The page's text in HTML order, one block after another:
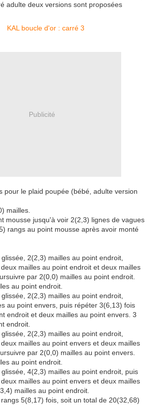
adulte deux versions sont proposées
Publicité
pour le plaid poupée (bébé, adulte version
mailles.
mousse jusqu'à voir 2(2,3) lignes de vagues
rangs au point mousse après avoir monté
2(2,3) mailles au point endroit,
mailles au point endroit et deux mailles
par 2(0,0) mailles au point endroit.
au point endroit.
2(2,3) mailles au point endroit,
au point envers, puis répéter 3(6,13) fois
endroit et deux mailles au point envers. 3
endroit.
2(2,3) mailles au point endroit,
mailles au point envers et deux mailles
par 2(0,0) mailles au point envers.
au point endroit.
4(2,3) mailles au point endroit, puis
mailles au point envers et deux mailles
mailles au point endroit.
5(8,17) fois, soit un total de 20(32,68)